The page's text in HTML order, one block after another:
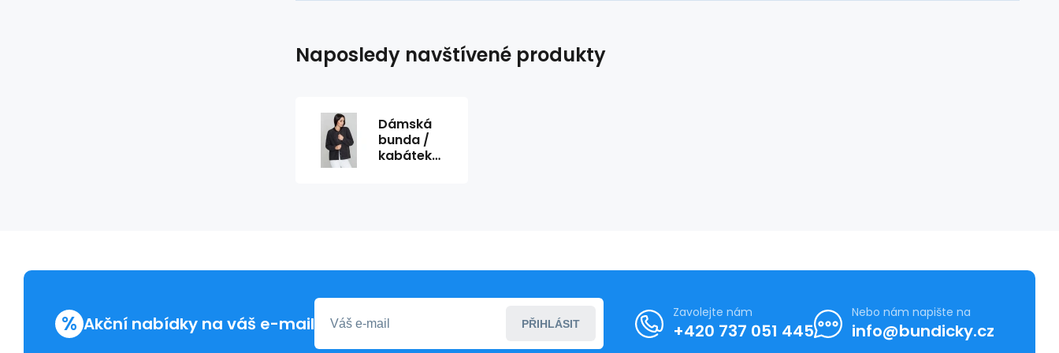
Naposledy navštívené produkty
Dámská
bunda /
kabátek
% Akční nabídky na váš e-mail PŘIHLÁSIT
Zavolejte nám
+420 737 051 445
Nebo nám napište na
info@bundicky.cz